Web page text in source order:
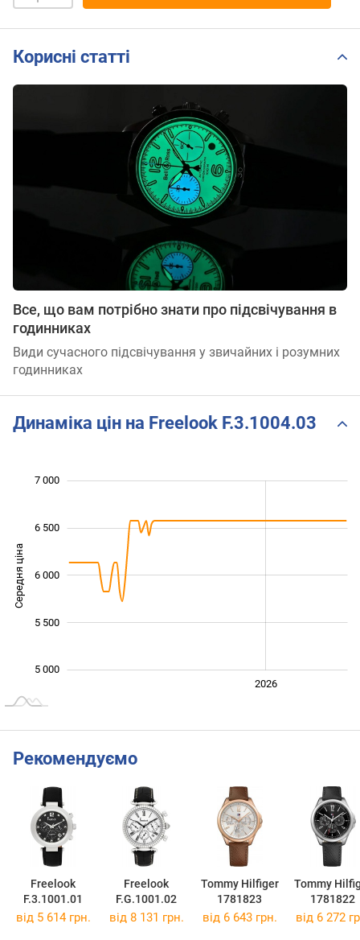
Корисні статті
Все, що вам потрібно знати про підсвічування в
годинниках
Види сучасного підсвічування у звичайних і розумних
годинниках
Динаміка цін на Freelook F.3.1004.03
Середня ціна 5 200
5 000
6 000
7 000
6 500
5 500
2026
Рекомендуємо
Freelook
F.3.1001.01
Freelook
F.G.1001.02
Tommy Hilfiger
1781823
Tommy
1781822
від 5 614 грн. від 8 131 грн. від 6 643 грн. від 6 272